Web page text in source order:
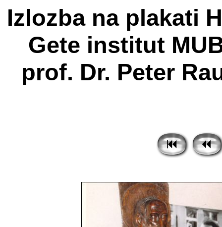
Izlozba na plakati
Gete institut
prof. Dr. Peter